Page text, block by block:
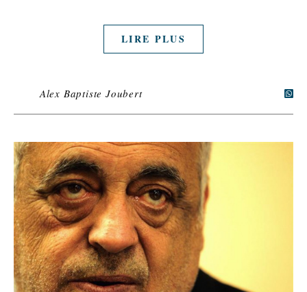
LIRE PLUS
Alex Baptiste Joubert